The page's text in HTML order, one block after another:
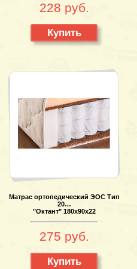
228 руб.
Купить
Матрас ортопедический ЭОС Тип
20…
"Октант" 180х90х22
275 руб.
Купить